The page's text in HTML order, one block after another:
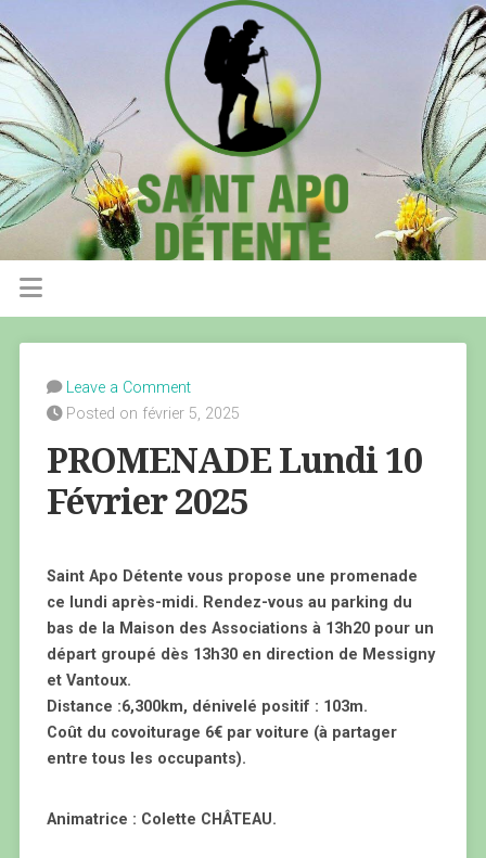
Leave a Comment
Posted on février 5, 2025
PROMENADE Lundi 10
Février 2025
Saint Apo Détente vous propose une promenade
ce lundi après-midi. Rendez-vous au parking du
bas de la Maison des Associations à 13h20 pour un
départ groupé dès 13h30 en direction de Messigny
et Vantoux.
Distance :6,300km, dénivelé positif : 103m.
Coût du covoiturage 6€ par voiture (à partager
entre tous les occupants).
Animatrice : Colette CHÂTEAU.